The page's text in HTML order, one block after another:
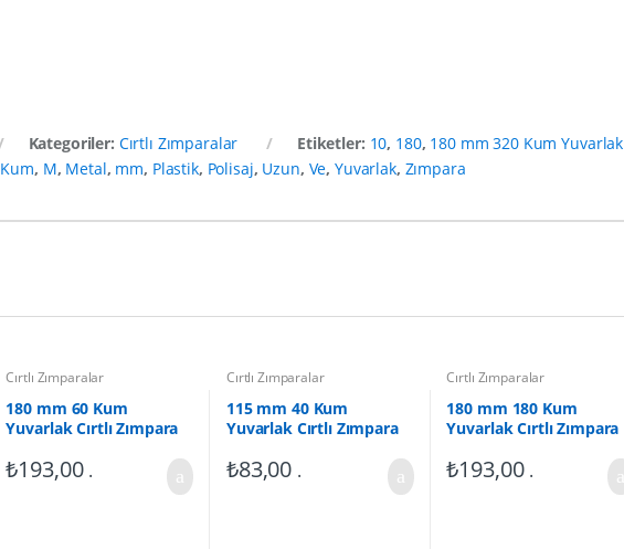
Kategoriler: Cırtlı Zımparalar Etiketler: 10, 180, 180 mm 320 Kum Yuvarlak
Kum, M, Metal, mm, Plastik, Polisaj, Uzun, Ve, Yuvarlak, Zımpara
Cırtlı Zımparalar
180 mm 60 Kum
Yuvarlak Cırtlı Zımpara
₺193,00 .
Cırtlı Zımparalar
115 mm 40 Kum
Yuvarlak Cırtlı Zımpara
₺83,00 .
Cırtlı Zımparalar
180 mm 180 Kum
Yuvarlak Cırtlı Zımpara
₺193,00 .